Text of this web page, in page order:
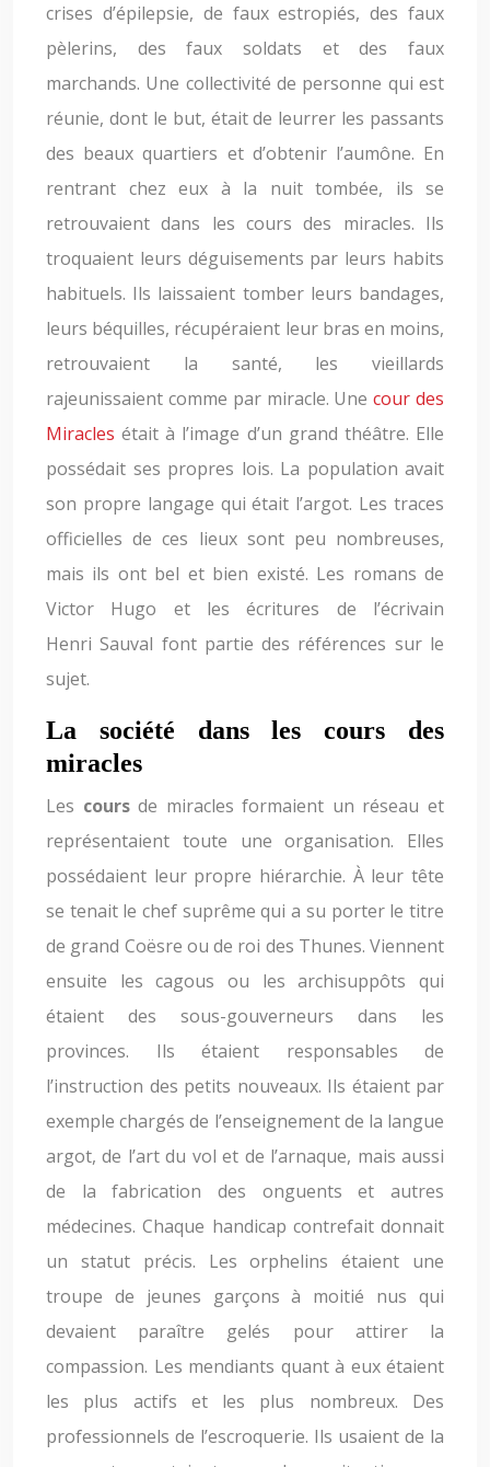
crises d’épilepsie, de faux estropiés, des faux
pèlerins, des faux soldats et des faux
marchands. Une collectivité de personne qui est
réunie, dont le but, était de leurrer les passants
des beaux quartiers et d’obtenir l’aumône. En
rentrant chez eux à la nuit tombée, ils se
retrouvaient dans les cours des miracles. Ils
troquaient leurs déguisements par leurs habits
habituels. Ils laissaient tomber leurs bandages,
leurs béquilles, récupéraient leur bras en moins,
retrouvaient la santé, les vieillards
rajeunissaient comme par miracle. Unecour des
Miracles était à l’image d’un grand théâtre. Elle
possédait ses propres lois. La population avait
son propre langage qui était l’argot. Les traces
officielles de ces lieux sont peu nombreuses,
mais ils ont bel et bien existé. Les romans de
Victor Hugo et les écritures de l’écrivain
Henri Sauval font partie des références sur le
sujet.
La société dans les cours des
miracles
Les coursde miracles formaient un réseau et
représentaient toute une organisation. Elles
possédaient leur propre hiérarchie. À leur tête
se tenait le chef suprême qui a su porter le titre
de grand Coësre ou de roi des Thunes. Viennent
ensuite les cagous ou les archisuppôts qui
étaient des sous-gouverneurs dans les
provinces. Ils étaient responsables de
l’instruction des petits nouveaux. Ils étaient par
exemple chargés de l’enseignement de la langue
argot, de l’art du vol et de l’arnaque, mais aussi
de la fabrication des onguents et autres
médecines. Chaque handicap contrefait donnait
un statut précis. Les orphelins étaient une
troupe de jeunes garçons à moitié nus qui
devaient paraître gelés pour attirer la
compassion. Les mendiants quant à eux étaient
les plus actifs et les plus nombreux. Des
professionnels de l’escroquerie. Ils usaient de la